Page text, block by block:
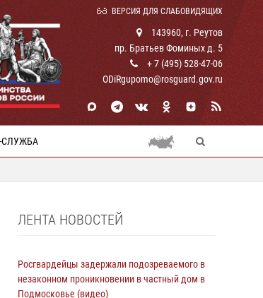
ВЕРСИЯ ДЛЯ СЛАБОВИДЯЩИХ
143960, г. Реутов
пр. Братьев Фоминых д. 5
+ 7 (495) 528-47-06
ODiRgupomo@rosguard.gov.ru
СЛУЖБА
ЛЕНТА НОВОСТЕЙ
Росгвардейцы задержали подозреваемого в
незаконном проникновении в частный дом в
Подмосковье (видео)